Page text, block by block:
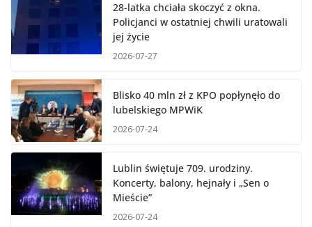
28-latka chciała skoczyć z okna.
Policjanci w ostatniej chwili uratowali
jej życie
2026-07-27
Blisko 40 mln zł z KPO popłynęło do
lubelskiego MPWiK
2026-07-24
Lublin świętuje 709. urodziny.
Koncerty, balony, hejnały i „Sen o
Mieście”
2026-07-24